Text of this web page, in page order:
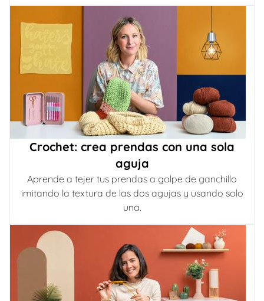
Crochet: crea prendas con una sola
aguja
Aprende a tejer tus prendas a golpe de ganchillo
imitando la textura de las dos agujas y usando solo
una.